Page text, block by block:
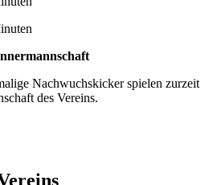
Nachwuchskicker spielen zurzeit
des Vereins.